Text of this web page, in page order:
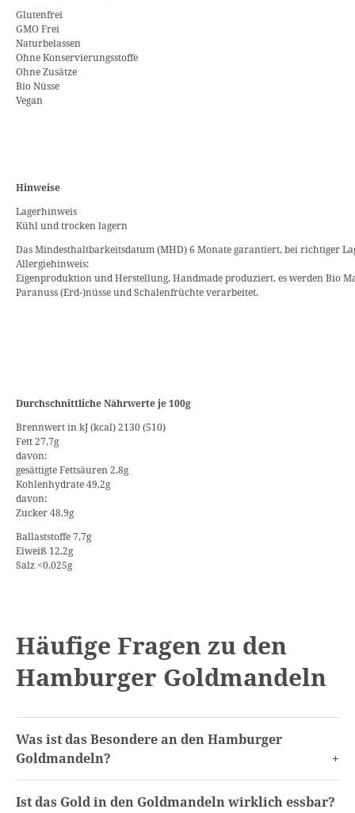
Glutenfrei
GMO Frei
Naturbelassen
Ohne Konservierungsstoffe
Ohne Zusätze
Bio Nüsse
Vegan
Hinweise
Lagerhinweis
Kühl und trocken lagern
Das Mindesthaltbarkeitsdatum (MHD) 6 Monate garantiert, bei richtiger
Allergiehinweis:
Eigenproduktion und Herstellung, Handmade produziert, es werden Bio
Paranuss (Erd-)nüsse und Schalenfrüchte verarbeitet.
Durchschnittliche Nährwerte je 100g
Brennwert in kJ (kcal) 2130 (510)
Fett 27,7g
davon:
gesättigte Fettsäuren 2,8g
Kohlenhydrate 49,2g
davon:
Zucker 48,9g
Ballaststoffe 7,7g
Eiweiß 12,2g
Salz <0,025g
Häufige Fragen zu den
Hamburger Goldmandeln
Was ist das Besondere an den Hamburger
Goldmandeln?
Ist das Gold in den Goldmandeln wirklich essbar?